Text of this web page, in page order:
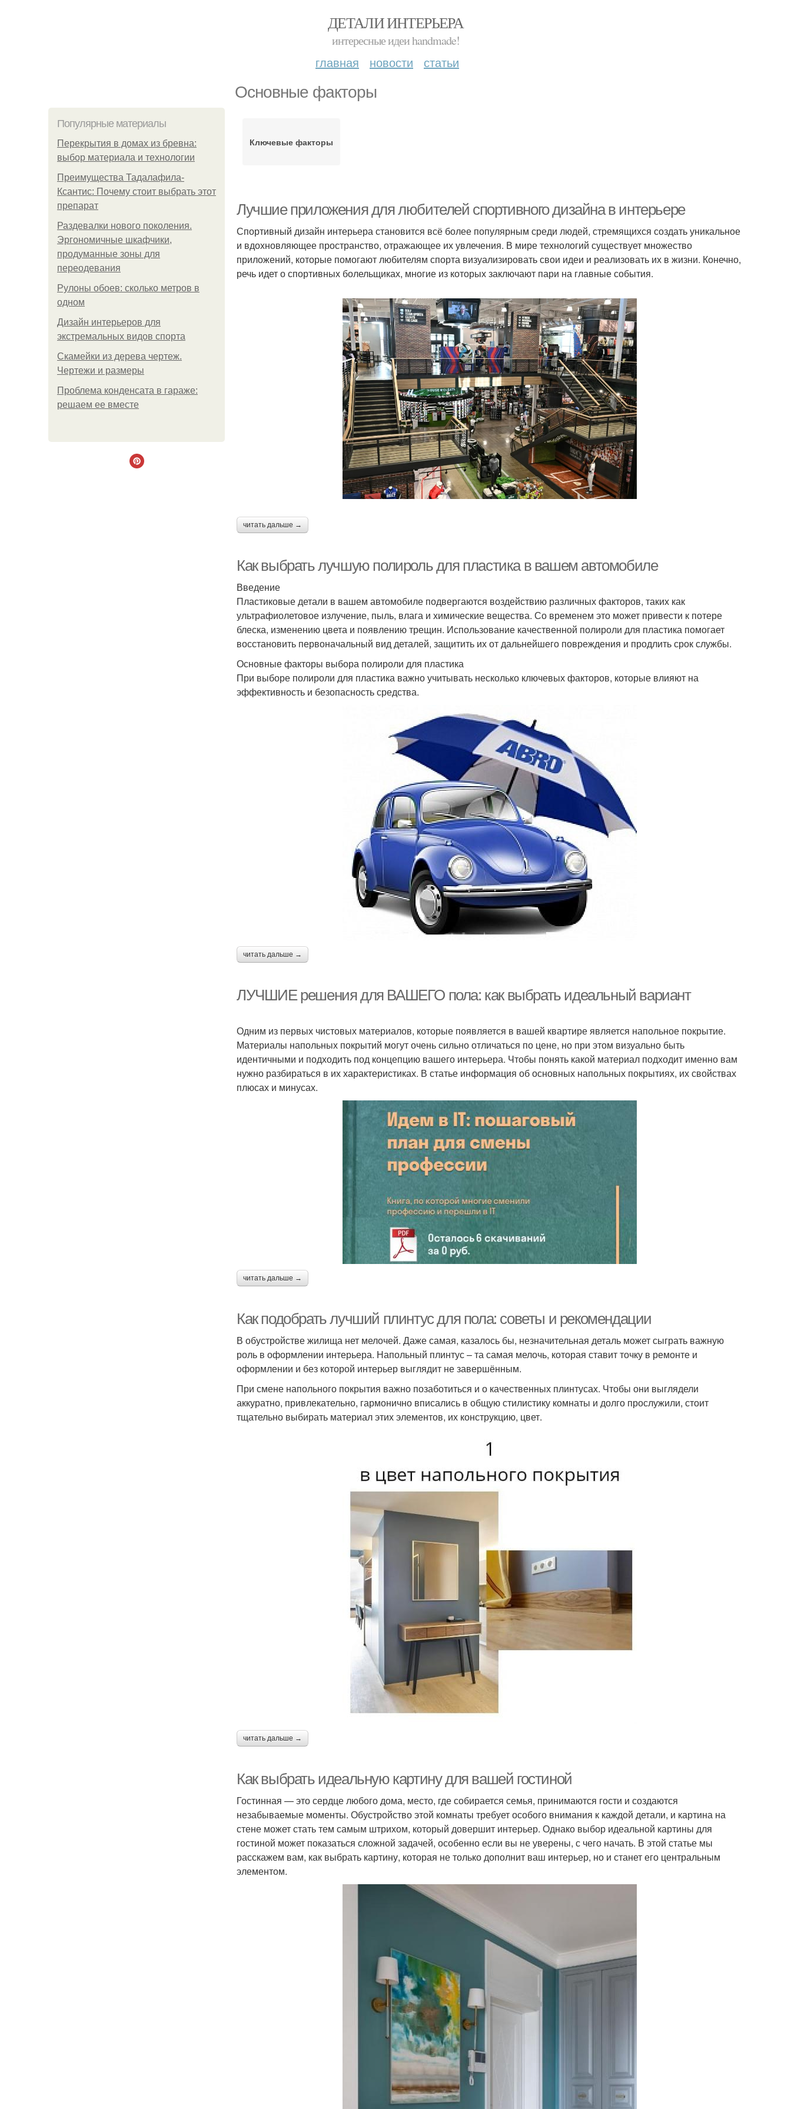
ДЕТАЛИ ИНТЕРЬЕРА
интересные идеи handmade!
главная новости статьи
Основные факторы
Популярные материалы
Перекрытия в домах из бревна:
выбор материала и технологии
Преимущества Тадалафила-
Ксантис: Почему стоит выбрать этот
препарат
Раздевалки нового поколения.
Эргономичные шкафчики,
продуманные зоны для
переодевания
Рулоны обоев: сколько метров в
одном
Дизайн интерьеров для
экстремальных видов спорта
Скамейки из дерева чертеж.
Чертежи и размеры
Проблема конденсата в гараже:
решаем ее вместе
Ключевые факторы
Лучшие приложения для любителей спортивного дизайна в интерьере
Спортивный дизайн интерьера становится всё более популярным среди людей, стремящихся создать уникальное
и вдохновляющее пространство, отражающее их увлечения. В мире технологий существует множество
приложений, которые помогают любителям спорта визуализировать свои идеи и реализовать их в жизни. Конечно,
речь идет о спортивных болельщиках, многие из которых заключают пари на главные события.
читать дальше →
Как выбрать лучшую полироль для пластика в вашем автомобиле
Введение
Пластиковые детали в вашем автомобиле подвергаются воздействию различных факторов, таких как
ультрафиолетовое излучение, пыль, влага и химические вещества. Со временем это может привести к потере
блеска, изменению цвета и появлению трещин. Использование качественной полироли для пластика помогает
восстановить первоначальный вид деталей, защитить их от дальнейшего повреждения и продлить срок службы.
Основные факторы выбора полироли для пластика
При выборе полироли для пластика важно учитывать несколько ключевых факторов, которые влияют на
эффективность и безопасность средства.
читать дальше →
ЛУЧШИЕ решения для ВАШЕГО пола: как выбрать идеальный вариант
Одним из первых чистовых материалов, которые появляется в вашей квартире является напольное покрытие.
Материалы напольных покрытий могут очень сильно отличаться по цене, но при этом визуально быть
идентичными и подходить под концепцию вашего интерьера. Чтобы понять какой материал подходит именно вам
нужно разбираться в их характеристиках. В статье информация об основных напольных покрытиях, их свойствах
плюсах и минусах.
читать дальше →
Как подобрать лучший плинтус для пола: советы и рекомендации
В обустройстве жилища нет мелочей. Даже самая, казалось бы, незначительная деталь может сыграть важную
роль в оформлении интерьера. Напольный плинтус – та самая мелочь, которая ставит точку в ремонте и
оформлении и без которой интерьер выглядит не завершённым.
При смене напольного покрытия важно позаботиться и о качественных плинтусах. Чтобы они выглядели
аккуратно, привлекательно, гармонично вписались в общую стилистику комнаты и долго прослужили, стоит
тщательно выбирать материал этих элементов, их конструкцию, цвет.
читать дальше →
Как выбрать идеальную картину для вашей гостиной
Гостинная — это сердце любого дома, место, где собирается семья, принимаются гости и создаются
незабываемые моменты. Обустройство этой комнаты требует особого внимания к каждой детали, и картина на
стене может стать тем самым штрихом, который довершит интерьер. Однако выбор идеальной картины для
гостиной может показаться сложной задачей, особенно если вы не уверены, с чего начать. В этой статье мы
расскажем вам, как выбрать картину, которая не только дополнит ваш интерьер, но и станет его центральным
элементом.